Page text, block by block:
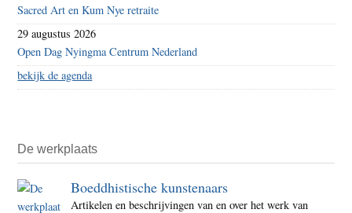
Sacred Art en Kum Nye retraite
29 augustus 2026
Open Dag Nyingma Centrum Nederland
bekijk de agenda
De werkplaats
Boeddhistische kunstenaars
Artikelen en beschrijvingen van en over het werk van